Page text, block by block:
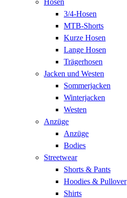
3/4-Hosen
MTB-Shorts
Kurze Hosen
Lange Hosen
Trägerhosen
Jacken und Westen
Sommerjacken
Winterjacken
Westen
Anzüge
Anzüge
Bodies
Streetwear
Shorts & Pants
Hoodies & Pullover
Shirts